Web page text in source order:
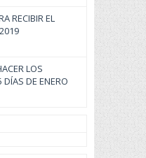
RECIBIR EL
LOS
DÍAS DE ENERO